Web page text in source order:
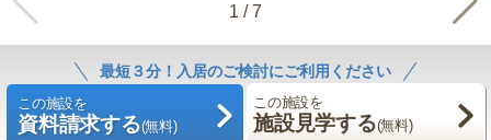
1 /7
最短３分！入居のご検討にご利用ください
この施設を
資料請求する(無料)
この施設を
施設見学する(無料)